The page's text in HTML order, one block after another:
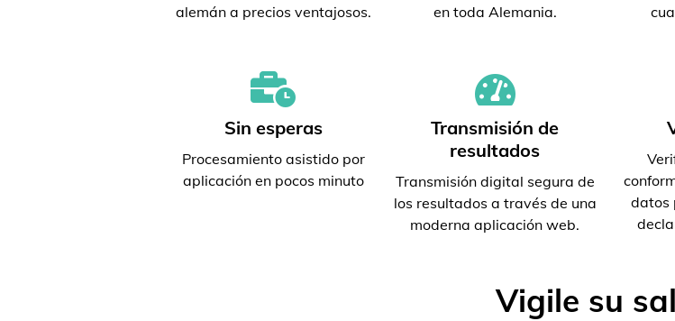
alemán a precios ventajosos.
en toda Alemania.
Sin esperas
Procesamiento asistido por
aplicación en pocos minuto
Transmisión de
resultados
Transmisión digital segura de
los resultados a través de una
moderna aplicación web.
datos
Vigile su